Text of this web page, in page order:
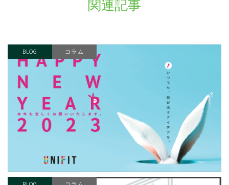
関連記事
BLOG コラム